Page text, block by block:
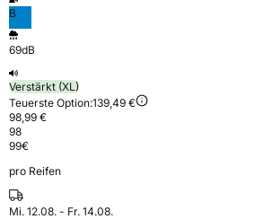
B
69dB
Verstärkt (XL)
Teuerste Option:139,49 €
98,99 €
98
99€
pro Reifen
Mi. 12.08. - Fr. 14.08.